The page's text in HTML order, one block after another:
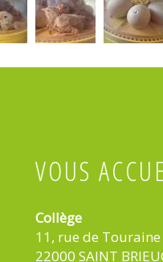
VOUS
Collège
11, rue de Touraine
22000 SAINT